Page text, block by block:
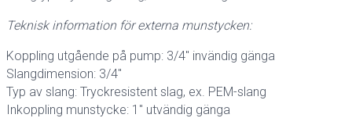
Teknisk information för externa munstycken:
Koppling utgående på pump: 3/4″ invändig gänga
Slangdimension: 3/4″
Typ av slang: Tryckresistent slag, ex. PEM-slang
Inkoppling munstycke: 1″ utvändig gänga